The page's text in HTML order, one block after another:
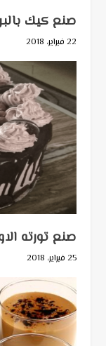
صنع كيك
22 فبراير، 2018
صنع تورته
25 فبراير، 2018